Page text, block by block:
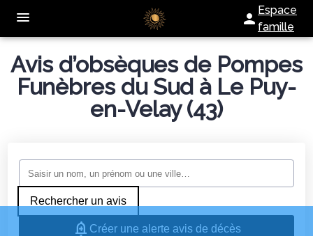
Espace
famille
NOTRE AGENCE
NOS SERVICES
ORGANISER DES OBSÈQUES
MONUMENTS FUNÉRAIRES
SERVICES AUX FAMILLES
ESPACES HOMMAGES
Avis d’obsèques de Pompes
Funèbres du Sud à Le Puy-
en-Velay (43)
Rechercher un avis
Créer une alerte avis de décès